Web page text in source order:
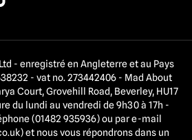
- enregistré en Angleterre et au Pays
- vat no. 273442406 - Mad About
Court, Grovehill Road, Beverley, HU17
du lundi au vendredi de 9h30 à 17h -
(01482 935936) ou par e-mail
) et nous vous répondrons dans un